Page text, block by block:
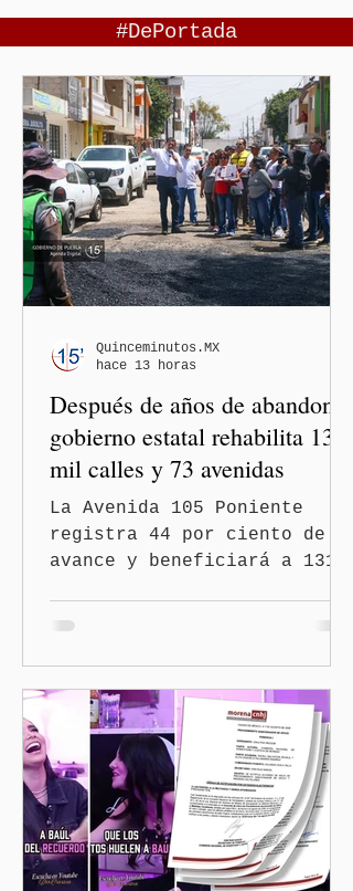
#DePortada
Después de años de abandono,
gobierno estatal rehabilita 13
mil calles y 73 avenidas
La Avenida 105 Poniente
registra 44 por ciento de
avance y beneficiará a 131
73 avenidas durante 2026,
el gobernador Alejandro
Armenta Mier supervisó la
rehabilitación de la
Avenida 105 Poniente, obra
que registra 44 por ciento
de avance y forma parte del
programa estatal para
recuperar vialidades
Quinceminutos.MX
hace 13 horas